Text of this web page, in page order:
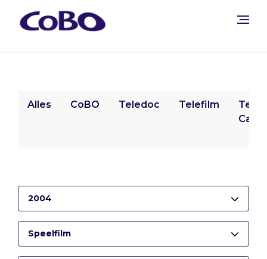
Alles CoBO Teledoc Telefilm
2004
Speelfilm